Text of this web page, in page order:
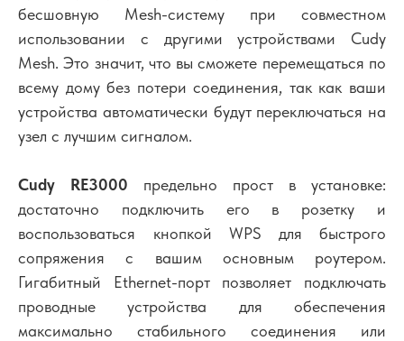
бесшовную Mesh-систему при совместном
использовании с другими устройствами Cudy
Mesh. Это значит, что вы сможете перемещаться по
всему дому без потери соединения, так как ваши
устройства автоматически будут переключаться на
узел с лучшим сигналом.
Cudy RE3000 предельно прост в установке:
достаточно подключить его в розетку и
воспользоваться кнопкой WPS для быстрого
сопряжения с вашим основным роутером.
Гигабитный Ethernet-порт позволяет подключать
проводные устройства для обеспечения
максимально стабильного соединения или